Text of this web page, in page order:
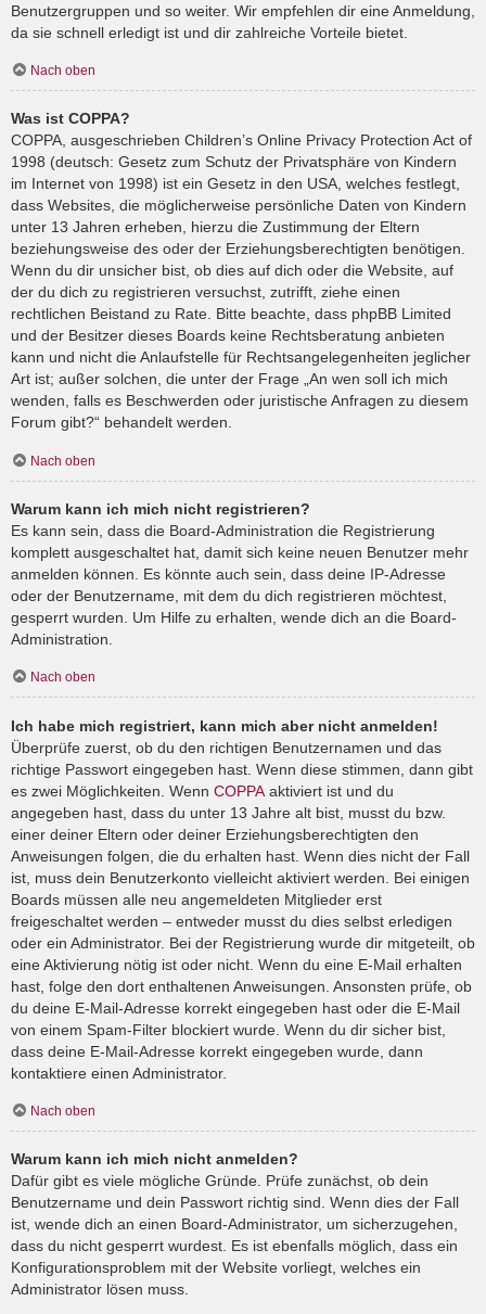
Benutzergruppen und so weiter. Wir empfehlen dir eine Anmeldung,
da sie schnell erledigt ist und dir zahlreiche Vorteile bietet.
Nach oben
Was ist COPPA?
COPPA, ausgeschrieben Children’s Online Privacy Protection Act of
1998 (deutsch: Gesetz zum Schutz der Privatsphäre von Kindern
im Internet von 1998) ist ein Gesetz in den USA, welches festlegt,
dass Websites, die möglicherweise persönliche Daten von Kindern
unter 13 Jahren erheben, hierzu die Zustimmung der Eltern
beziehungsweise des oder der Erziehungsberechtigten benötigen.
Wenn du dir unsicher bist, ob dies auf dich oder die Website, auf
der du dich zu registrieren versuchst, zutrifft, ziehe einen
rechtlichen Beistand zu Rate. Bitte beachte, dass phpBB Limited
und der Besitzer dieses Boards keine Rechtsberatung anbieten
kann und nicht die Anlaufstelle für Rechtsangelegenheiten jeglicher
Art ist; außer solchen, die unter der Frage „An wen soll ich mich
wenden, falls es Beschwerden oder juristische Anfragen zu diesem
Forum gibt?“ behandelt werden.
Nach oben
Warum kann ich mich nicht registrieren?
Es kann sein, dass die Board-Administration die Registrierung
komplett ausgeschaltet hat, damit sich keine neuen Benutzer mehr
anmelden können. Es könnte auch sein, dass deine IP-Adresse
oder der Benutzername, mit dem du dich registrieren möchtest,
gesperrt wurden. Um Hilfe zu erhalten, wende dich an die Board-
Administration.
Nach oben
Ich habe mich registriert, kann mich aber nicht anmelden!
Überprüfe zuerst, ob du den richtigen Benutzernamen und das
richtige Passwort eingegeben hast. Wenn diese stimmen, dann gibt
es zwei Möglichkeiten. Wenn COPPA aktiviert ist und du
angegeben hast, dass du unter 13 Jahre alt bist, musst du bzw.
einer deiner Eltern oder deiner Erziehungsberechtigten den
Anweisungen folgen, die du erhalten hast. Wenn dies nicht der Fall
ist, muss dein Benutzerkonto vielleicht aktiviert werden. Bei einigen
Boards müssen alle neu angemeldeten Mitglieder erst
freigeschaltet werden – entweder musst du dies selbst erledigen
oder ein Administrator. Bei der Registrierung wurde dir mitgeteilt, ob
eine Aktivierung nötig ist oder nicht. Wenn du eine E-Mail erhalten
hast, folge den dort enthaltenen Anweisungen. Ansonsten prüfe, ob
du deine E-Mail-Adresse korrekt eingegeben hast oder die E-Mail
von einem Spam-Filter blockiert wurde. Wenn du dir sicher bist,
dass deine E-Mail-Adresse korrekt eingegeben wurde, dann
kontaktiere einen Administrator.
Nach oben
Warum kann ich mich nicht anmelden?
Dafür gibt es viele mögliche Gründe. Prüfe zunächst, ob dein
Benutzername und dein Passwort richtig sind. Wenn dies der Fall
ist, wende dich an einen Board-Administrator, um sicherzugehen,
dass du nicht gesperrt wurdest. Es ist ebenfalls möglich, dass ein
Konfigurationsproblem mit der Website vorliegt, welches ein
Administrator lösen muss.